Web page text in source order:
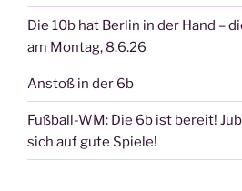
Die 10b hat Berlin in der Hand –
am Montag, 8.6.26
Anstoß in der 6b
Fußball-WM: Die 6b ist bereit!
sich auf gute Spiele!